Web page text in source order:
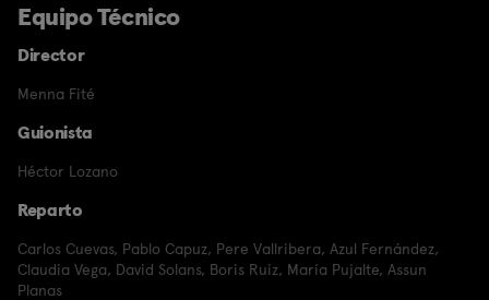
Equipo Técnico
Director
Menna Fité
Guionista
Héctor Lozano
Reparto
Carlos Cuevas, Pablo Capuz, Pere Vallribera, Azul Fernández,
Claudia Vega, David Solans, Boris Ruiz, María Pujalte, Assun
Planas